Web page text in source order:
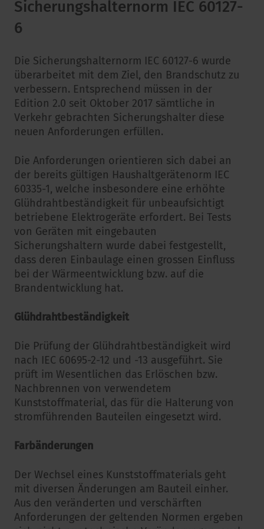
Sicherungshalternorm IEC 60127-
6
Die Sicherungshalternorm IEC 60127-6 wurde
überarbeitet mit dem Ziel, den Brandschutz zu
verbessern. Entsprechend müssen in der
Edition 2.0 seit Oktober 2017 sämtliche in
Verkehr gebrachten Sicherungshalter diese
neuen Anforderungen erfüllen.
Die Anforderungen orientieren sich dabei an
der bereits gültigen Haushaltgerätenorm IEC
60335-1, welche insbesondere eine erhöhte
Glühdrahtbeständigkeit für unbeaufsichtigt
betriebene Elektrogeräte erfordert. Bei Tests
von Geräten mit eingebauten
Sicherungshaltern wurde dabei festgestellt,
dass deren Einbaulage einen grossen Einfluss
bei der Wärmeentwicklung bzw. auf die
Brandentwicklung hat.
Glühdrahtbeständigkeit
Die Prüfung der Glühdrahtbeständigkeit wird
nach IEC 60695-2-12 und -13 ausgeführt. Sie
prüft im Wesentlichen das Erlöschen bzw.
Nachbrennen von verwendetem
Kunststoffmaterial, das für die Halterung von
stromführenden Bauteilen eingesetzt wird.
Farbänderungen
Der Wechsel eines Kunststoffmaterials geht
mit diversen Änderungen am Bauteil einher.
Aus den veränderten und verschärften
Anforderungen der geltenden Normen ergeben